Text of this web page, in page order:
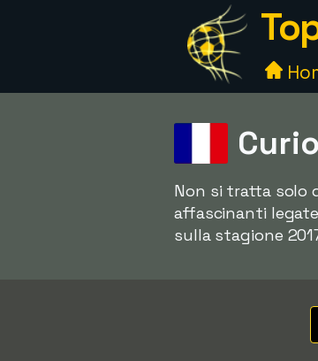
Non si tratta solo
affascinanti
sulla stagione